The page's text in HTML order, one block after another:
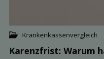
Krankenkassenvergleich
Karenzfrist: Warum